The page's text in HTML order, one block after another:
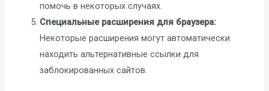
помочь в некоторых случаях.
Специальные расширения для браузера:
Некоторые расширения могут автоматически
находить альтернативные ссылки для
заблокированных сайтов.